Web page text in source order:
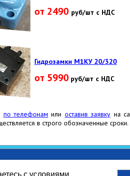
от 2490 руб/шт с НДС
Гидрозамки М1КУ 20/320
от 5990 руб/шт с НДС
по телефонам или оставив заявку на
в строго обозначенные сроки.
ООО "ТТ" г.
с условиями